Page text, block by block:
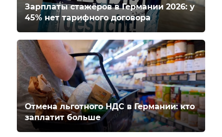
Зарплаты стажёров в Германии 2026: у
45% нет тарифного договора
Отмена льготного НДС в Германии: кто
заплатит больше